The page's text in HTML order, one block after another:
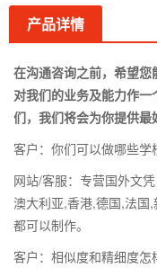
产品详情
在沟通咨询之前，希望您
对我们的业务及能力作
们，我们将会为你提供最
客户：你们可以做哪些学
网站/客服：专营国外文
澳大利亚,香港,德国,法国
都可以制作。
客户：相似度和精细度怎